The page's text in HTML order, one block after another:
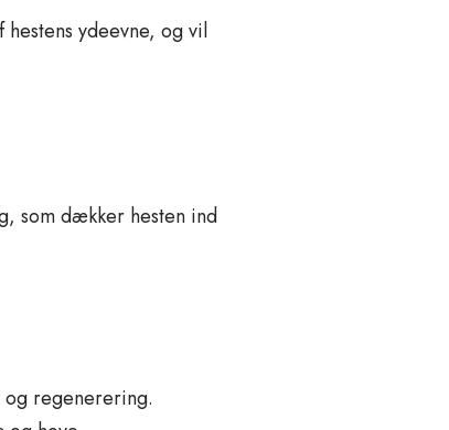
ydeevne, og vil
som dækker hesten ind
regenerering.